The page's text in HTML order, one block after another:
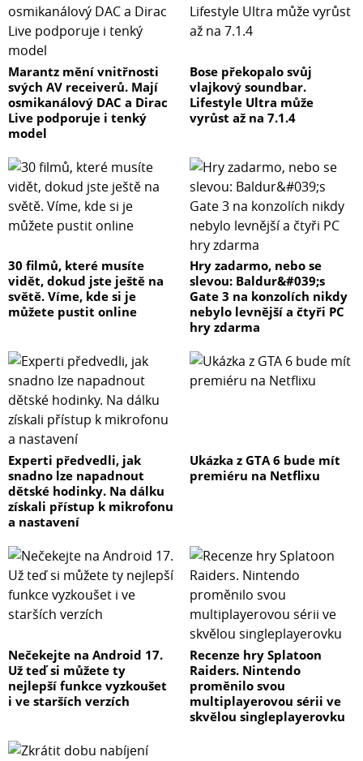
Marantz mění vnitřnosti
svých AV receiverů. Mají
osmikanálový DAC a Dirac
Live podporuje i tenký
model
Bose překopalo svůj
vlajkový soundbar.
Lifestyle Ultra může
vyrůst až na 7.1.4
30 filmů, které musíte
vidět, dokud jste ještě na
světě. Víme, kde si je
můžete pustit online
Hry zadarmo, nebo se
slevou: Baldur&#039;s
Gate 3 na konzolích nikdy
nebylo levnější a čtyři PC
hry zdarma
Experti předvedli, jak
snadno lze napadnout
dětské hodinky. Na dálku
získali přístup k mikrofonu
a nastavení
Ukázka z GTA 6 bude mít
premiéru na Netflixu
Nečekejte na Android 17.
Už teď si můžete ty
nejlepší funkce vyzkoušet
i ve starších verzích
Recenze hry Splatoon
Raiders. Nintendo
proměnilo svou
multiplayerovou sérii ve
skvělou singleplayerovku